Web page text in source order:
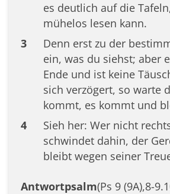
es deutlich auf die
mühelos lesen kann.
3
Denn erst zu der
ein, was du siehst; aber
Ende und ist keine
sich verzögert, so warte
kommt, es kommt und
4
Sieh her: Wer nicht
schwindet dahin, der
bleibt wegen seiner
Antwortpsalm(Ps 9 (9A),8-